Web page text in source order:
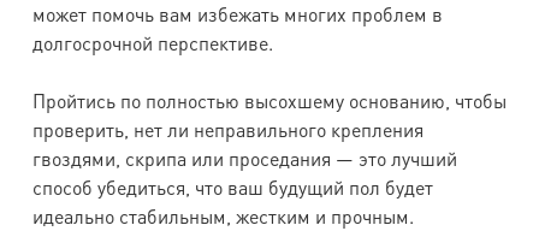
может помочь вам избежать многих проблем в
долгосрочной перспективе.
Пройтись по полностью высохшему основанию, чтобы
проверить, нет ли неправильного крепления
гвоздями, скрипа или проседания — это лучший
способ убедиться, что ваш будущий пол будет
идеально стабильным, жестким и прочным.